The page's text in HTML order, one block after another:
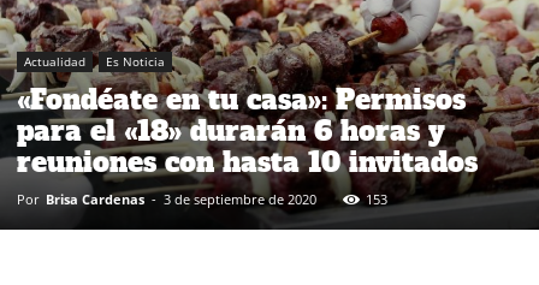
Actualidad Es Noticia
«Fondéate en tu casa»: Permisos
para el «18» durarán 6 horas y
reuniones con hasta 10 invitados
Por Brisa Cardenas - 3 de septiembre de 2020 153